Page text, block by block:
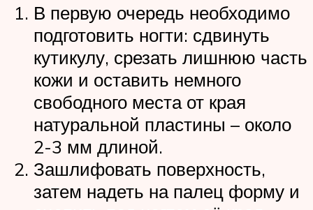
В первую очередь необходимо
подготовить ногти: сдвинуть
кутикулу, срезать лишнюю часть
кожи и оставить немного
свободного места от края
натуральной пластины – около
2-3 мм длиной.
Зашлифовать поверхность,
затем надеть на палец форму и